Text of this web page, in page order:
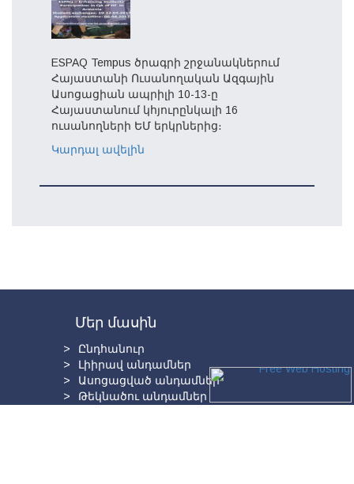
ESPAQ Tempus ծրագրի շրջանակներում
Հայաստանի Ուսանողական Ազգային
Ասոցացիան ապրիլի 10-13-ը
Հայաստանում կհյուրընկալի 16
ուսանողների ԵՄ երկրներից։
Կարդալ ավելին
Մեր մասին
Ընդհանուր
Լիիրավ անդամներ
Ասոցացված անդամներ
Թեկնածու անդամներ